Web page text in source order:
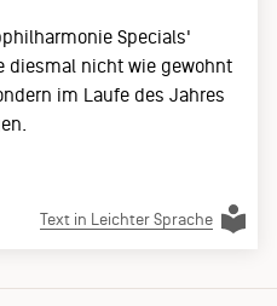
Specials'
diesmal nicht wie gewohnt
im Laufe des Jahres
Text in Leichter Sprache